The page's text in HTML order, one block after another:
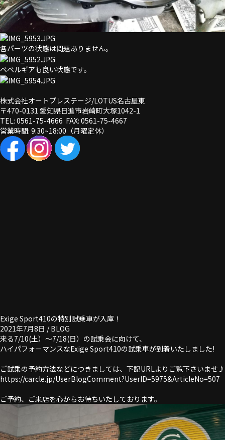
各パーツの状態は問題ありません。
ベベルギアも良い状態です。
株式会社オートプレステージ/LOTUS名古屋東
〒470-0131 愛知県日進市岩崎町大塚1042-1
TEL: 0561-75-4666 FAX: 0561-75-4667
営業時間: 9:30~18:00（月曜定休）
Exige Sport410の特別試乗車が入庫！
2021年7月8日 /BLOG
来る7/10(土）～7/18(日）の試乗会に向けて、
ハイパフォーマンスなExige Sport410の試乗車が到着いたしました!
ご試乗の予約方法などにつきましては、下記URLよりご覧下さいませ♪
https://carcle.jp/UserBlogComment?UserID=5975&ArticleNo=507
ご予約、ご来店を心からお待ちいたしております。